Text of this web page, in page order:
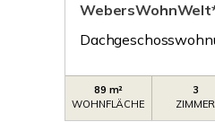
89 m²
WOHNFLÄCHE
3
ZIMMER